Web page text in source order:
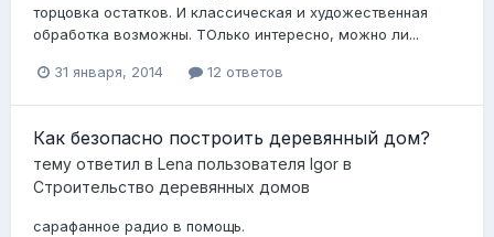
торцовка остатков. И классическая и художественная
обработка возможны. ТОлько интересно, можно ли...
31 января, 2014 12 ответов
Как безопасно построить деревянный дом?
тему ответил в Lena пользователя Igor в
Строительство деревянных домов
сарафанное радио в помощь.